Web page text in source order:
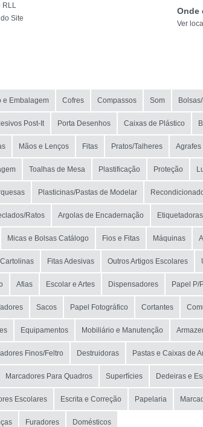
RLL
Site
Onde
Ver
e Embalagem Cofres Compassos Som
Post-It Porta Desenhos Caixas de Plástico
Mãos e Lenços Fitas Pratos/Talheres Agrafes
Toalhas de Mesa Plastificação Proteção
Plasticinas/Pastas de Modelar
Ratos Argolas de Encadernação
Micas e Bolsas Catálogo Fios e Fitas Máquinas
Cartolinas Fitas Adesivas Outros Artigos Escolares
Afias Escolar e Artes Dispensadores Papel P/
Sacos Papel Fotográfico Cortantes
Equipamentos Mobiliário e Manutenção
Finos/Feltro Destruidoras Pastas e Caixas de
Marcadores Para Quadros Superfícies Dedeiras e
Escolares Escrita e Correção Papelaria
Furadores Domésticos